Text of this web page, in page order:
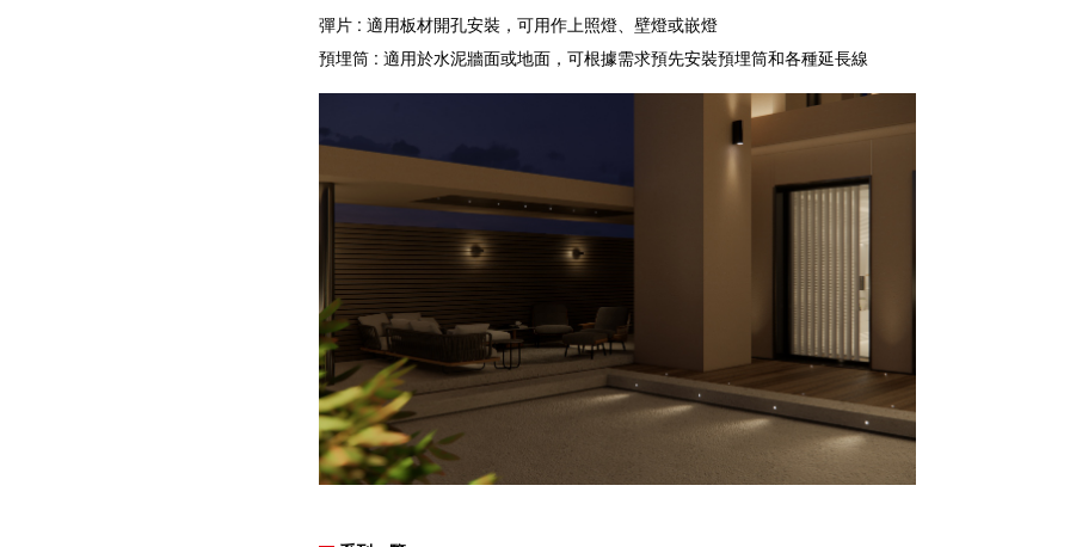
彈片 : 適用板材開孔安裝，可用作上照燈、壁燈或嵌燈
預埋筒 : 適用於水泥牆面或地面，可根據需求預先安裝預埋筒和各種延長線